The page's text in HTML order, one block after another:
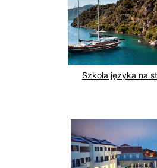
Szkoła języka na